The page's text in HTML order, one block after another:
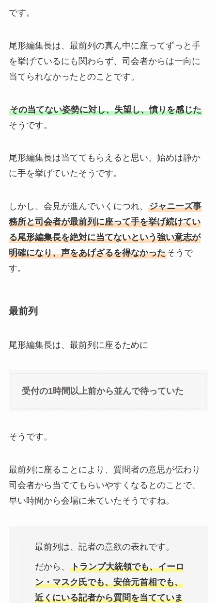
です。
尾形編集長は、最前列の真ん中に座ってずっと手
を挙げているにも関わらず、司会者からは一向に
当てられなかったとのことです。
その当てない姿勢に対し、失望し、憤りを感じた
そうです。
尾形編集長は当ててもらえると思い、始めは静か
に手を挙げていたそうです。
しかし、会見が進んでいくにつれ、 ジャニーズ事
務所と司会者が最前列に座って手を挙げ続けてい
る尾形編集長を絶対に当てないという強い意志が
明確になり、声をあげざるを得なかったそうで
す。
最前列
尾形編集長は、最前列に座るために
受付の1時間以上前から並んで待っていた
そうです。
最前列に座ることにより、質問者の意思が伝わり
司会者から当ててもらいやすくなるとのことで、
早い時間から会場に来ていたそうですね。
最前列は、記者の意欲の表れです。
だから、 トランプ大統領でも、イーロ
ン・マスク氏でも、安倍元首相でも、
近くにいる記者から質問を当てていま